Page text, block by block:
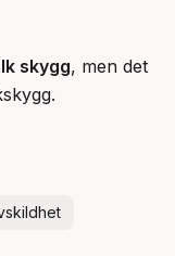
skygg, men det